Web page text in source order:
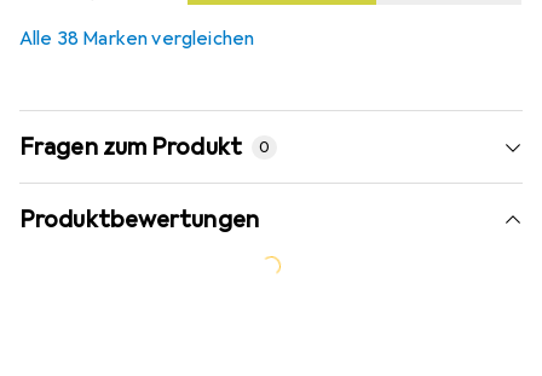
Alle 38 Marken vergleichen
Fragen zum Produkt 0
Produktbewertungen